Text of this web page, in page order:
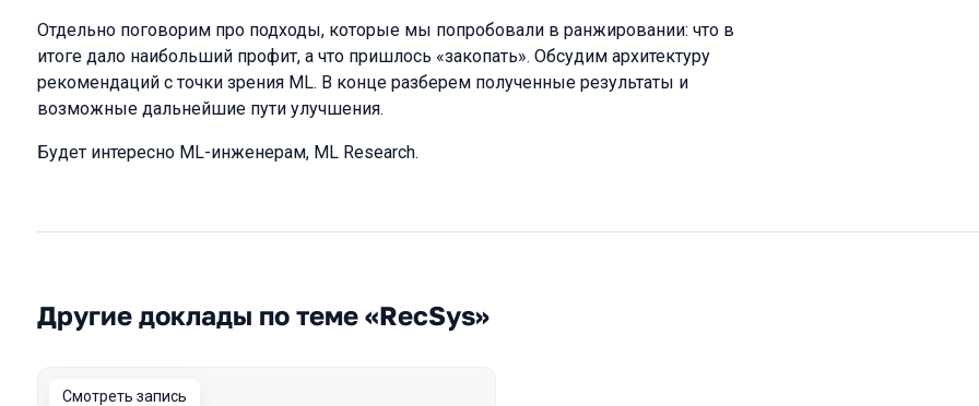
Отдельно поговорим про подходы, которые мы попробовали в ранжировании: что в
итоге дало наибольший профит, а что пришлось «закопать». Обсудим архитектуру
рекомендаций с точки зрения ML. В конце разберем полученные результаты и
возможные дальнейшие пути улучшения.
Будет интересно ML-инженерам, ML Research.
Другие доклады по теме «RecSys»
Смотреть запись